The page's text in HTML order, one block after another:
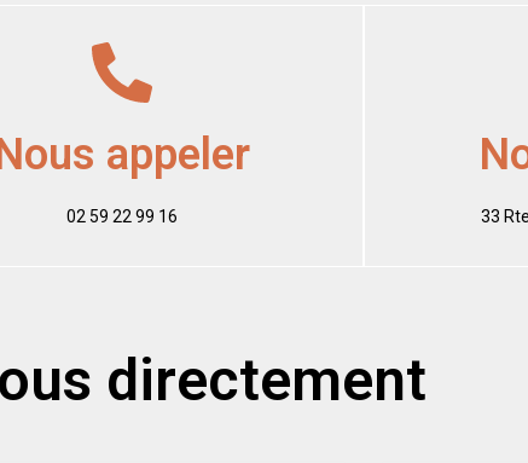
appeler
02 59 22 99 16 33
directement